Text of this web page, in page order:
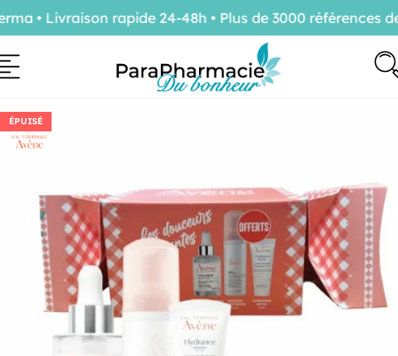
ÉPUISÉ
• Livraison rapide 24-48h • Plus de 3000 références de